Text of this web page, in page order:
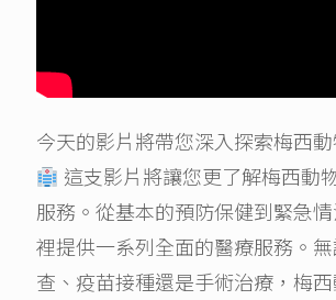
今天的影片將帶您深入探索梅西動
這支影片將讓您更了解梅西動
服務。從基本的預防保健到緊急
裡提供一系列全面的醫療服務。
查、疫苗接種還是手術治療，梅